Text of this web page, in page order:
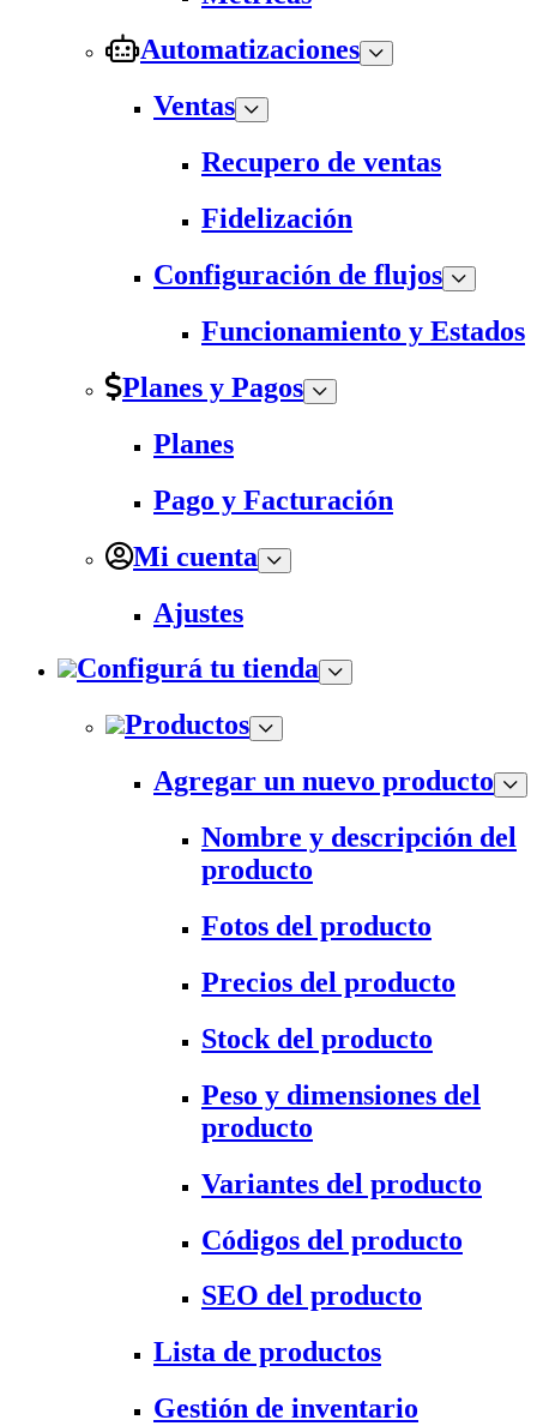
Automatizaciones
Ventas
Recupero de ventas
Fidelización
Configuración de flujos
Funcionamiento y Estados
Planes y Pagos
Planes
Pago y Facturación
Mi cuenta
Ajustes
Configurá tu tienda
Productos
Agregar un nuevo producto
Nombre y descripción del
producto
Fotos del producto
Precios del producto
Stock del producto
Peso y dimensiones del
producto
Variantes del producto
Códigos del producto
SEO del producto
Lista de productos
Gestión de inventario